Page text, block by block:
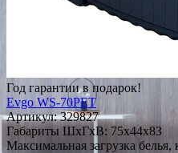
Год гарантии в подарок!
Evgo WS-70PET
Артикул:329827
Габариты ШxГxВ: 75x44x83
Максимальная загрузка белья,